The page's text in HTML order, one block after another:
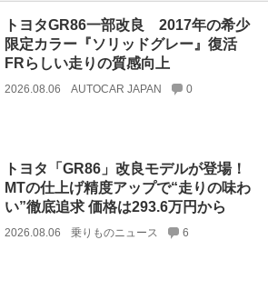
トヨタGR86一部改良 2017年の希少
限定カラー『ソリッドグレー』復活
FRらしい走りの質感向上
2026.08.06 AUTOCAR JAPAN 0
トヨタ「GR86」改良モデルが登場！
MTの仕上げ精度アップで“走りの味わ
い”徹底追求 価格は293.6万円から
2026.08.06 乗りものニュース 6